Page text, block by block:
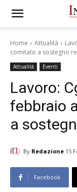
Home Attualità
comitato a sostegno
Attualità Eventi
Lavoro:
febbraio
a
By Redazione 15
Facebook